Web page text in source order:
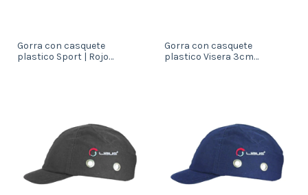
Gorra con casquete
plastico Sport | Rojo
Gorra con casquete
plastico Visera 3cm